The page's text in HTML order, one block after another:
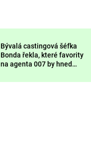
Prima LAJK
Sledujte nás
Bývalá castingová šéfka
Bonda řekla, které favority
na agenta 007 by hned